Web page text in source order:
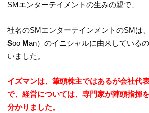
SMエンターテイメントの生みの親で、
社名のSMエンターテインメントのSMは
Soo Man）のイニシャルに由来している
いました。
イズマンは、筆頭株主ではあるが会社代
で、経営については、専門家が陣頭指揮
分かりました。